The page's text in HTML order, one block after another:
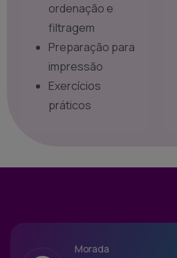
ordenação e
filtragem
Preparação para
impressão
Exercícios
práticos
Morada